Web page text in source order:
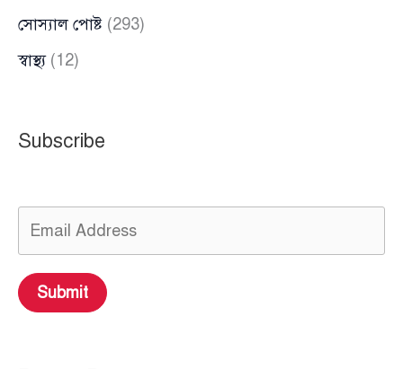
সোস্যাল পোষ্ট (293)
স্বাস্থ্য(12)
Subscribe
Submit